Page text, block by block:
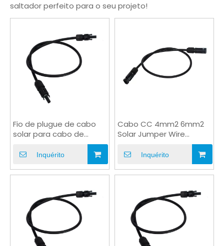
saltador perfeito para o seu projeto!
Fio de plugue de cabo
solar para cabo de
inversorInquérito
Cabo CC 4mm2 6mm2
Solar Jumper Wire
Inquérito